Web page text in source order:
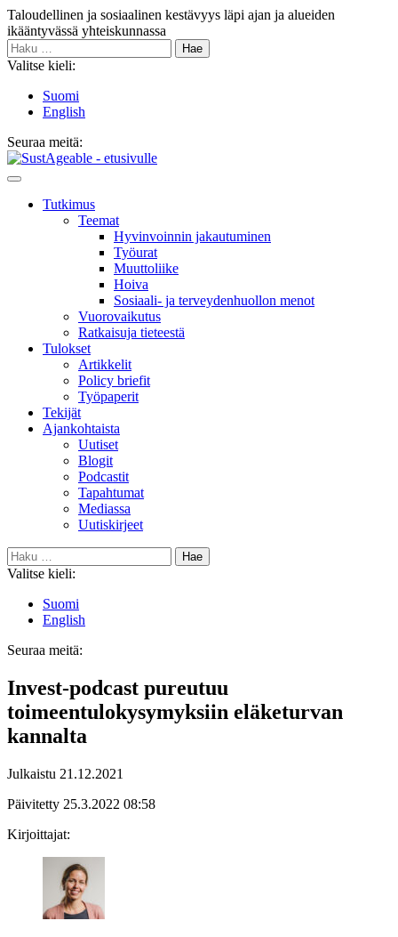
Siirry
sisältöön
Taloudellinen ja sosiaalinen kestävyys läpi ajan ja alueiden
ikääntyvässä yhteiskunnassa
Haku:
Valitse kieli:
Suomi
English
Seuraa meitä:
Bluesky
Main
Tutkimus
Teemat
Hyvinvoin­nin jakautuminen
Työurat
Muutto­liike
Hoiva
Sosiaali- ja terveyden­huollon menot
Vuorovaikutus
Ratkaisuja tieteestä
Tulokset
Artikkelit
Policy briefit
Työpaperit
Tekijät
Ajankohtaista
Uutiset
Blogit
Podcastit
Tapahtumat
Mediassa
Uutiskirjeet
Haku:
Valitse kieli:
Suomi
English
Seuraa meitä:
Invest-podcast pureutuu
toimeentulokysymyksiin eläketurvan
kannalta
Julkaistu 21.12.2021
Päivitetty 25.3.2022 08:58
Kirjoittajat: